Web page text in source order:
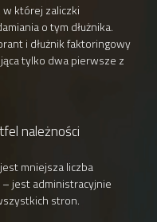
w której zaliczki
o tym dłużnika.
i dłużnik faktoringowy
tylko dwa pierwsze z
należności
mniejsza liczba
jest administracyjnie
stron.